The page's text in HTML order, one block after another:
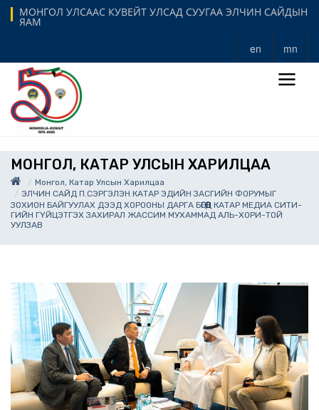
МОНГОЛ УЛСААС КУВЕЙТ УЛСАД СУУГАА ЭЛЧИН САЙДЫН
ЯАМ
en mn
МОНГОЛ, КАТАР УЛСЫН ХАРИЛЦАА
Монгол, Катар Улсын Харилцаа
ЭЛЧИН САЙД П.СЭРГЭЛЭН КАТАР ЭДИЙН ЗАСГИЙН ФОРУМЫГ
ЗОХИОН БАЙГУУЛАХ ДЭЭД ХОРООНЫ ДАРГА БӨГӨӨД КАТАР МЕДИА СИТИ-
ГИЙН ГҮЙЦЭТГЭХ ЗАХИРАЛ ЖАССИМ МУХАММАД АЛЬ-ХОРИ-ТОЙ
УУЛЗАВ